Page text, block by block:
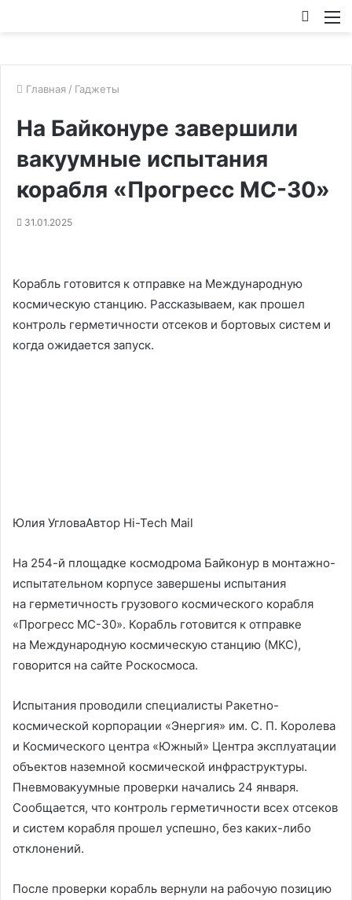
Главная / Гаджеты
На Байконуре завершили
вакуумные испытания
корабля «Прогресс МС-30»
31.01.2025
Корабль готовится к отправке на Международную
космическую станцию. Рассказываем, как прошел
контроль герметичности отсеков и бортовых систем и
когда ожидается запуск.
Юлия УгловаАвтор Hi-Tech Mail
На 254-й площадке космодрома Байконур в монтажно-
испытательном корпусе завершены испытания
на герметичность грузового космического корабля
«Прогресс МС-30». Корабль готовится к отправке
на Международную космическую станцию (МКС),
говорится на сайте Роскосмоса.
Испытания проводили специалисты Ракетно-
космической корпорации «Энергия» им. С. П. Королева
и Космического центра «Южный» Центра эксплуатации
объектов наземной космической инфраструктуры.
Пневмовакуумные проверки начались 24 января.
Сообщается, что контроль герметичности всех отсеков
и систем корабля прошел успешно, без каких-либо
отклонений.
После проверки корабль вернули на рабочую позицию